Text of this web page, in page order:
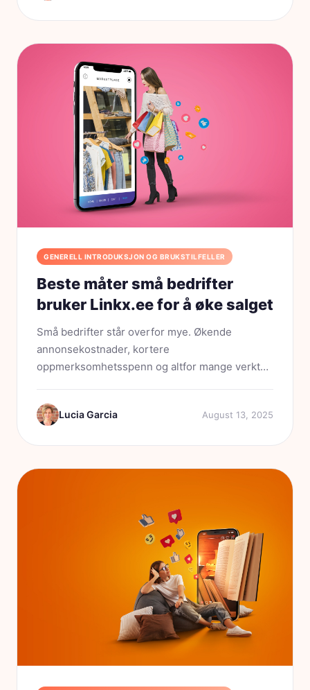
GENERELL INTRODUKSJON OG BRUKSTILFELLER
Beste måter små bedrifter
bruker Linkx.ee for å øke salget
Små bedrifter står overfor mye. Økende
annonsekostnader, kortere
oppmerksomhetsspenn og altfor mange verktøy
bedrift i 2025, har du nok allerede erfart at
oppmerksomhet er alt – og at tillit avgjør...
Lucia Garcia August 13, 2025